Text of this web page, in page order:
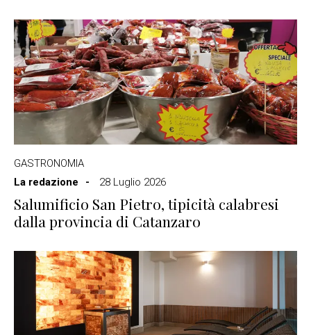
GASTRONOMIA
La redazione
28 Luglio 2026
Salumificio San Pietro, tipicità calabresi
dalla provincia di Catanzaro